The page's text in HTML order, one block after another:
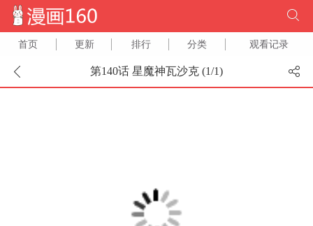
首页 更新 排行 分类 观看记录
第140话 星魔神瓦沙克 (1/1)